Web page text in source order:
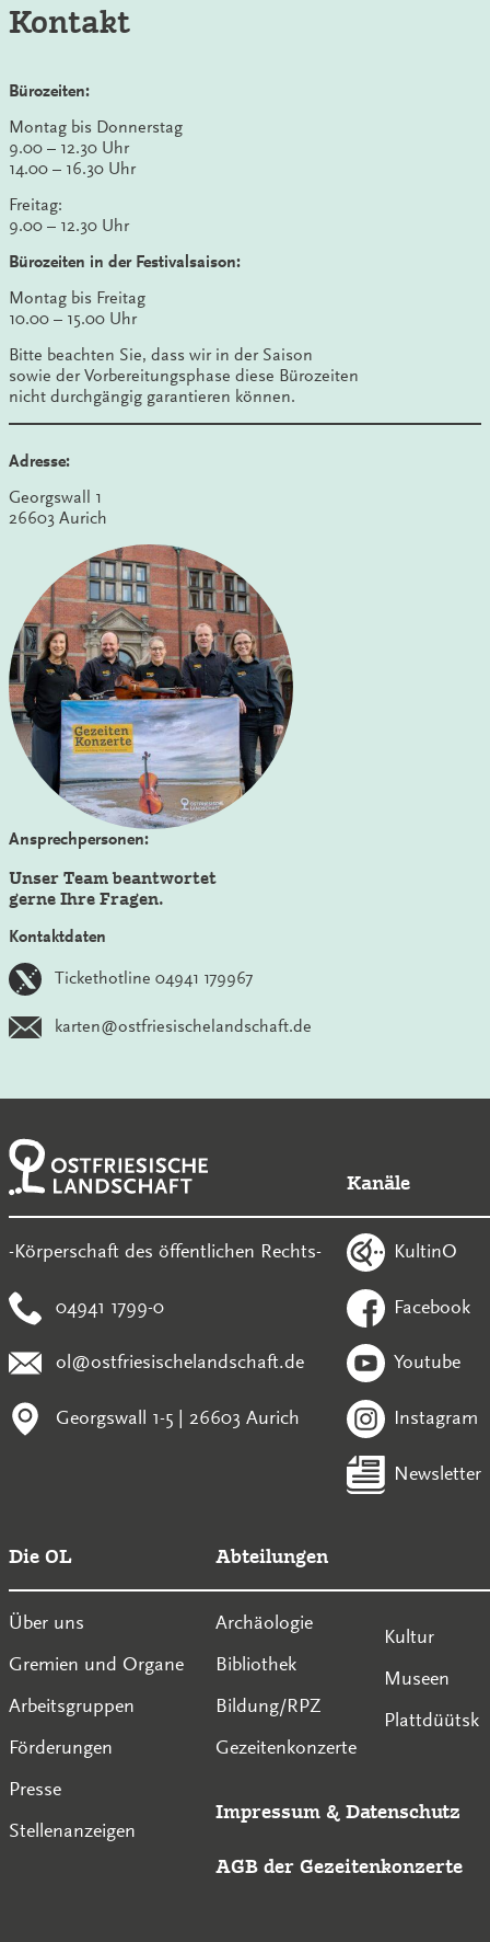
Kontakt
Bürozeiten:
Montag bis Donnerstag
9.00 – 12.30 Uhr
14.00 – 16.30 Uhr
Freitag:
9.00 – 12.30 Uhr
Bürozeiten in der Festivalsaison:
Montag bis Freitag
10.00 – 15.00 Uhr
Bitte beachten Sie, dass wir in der Saison
sowie der Vorbereitungsphase diese Bürozeiten
nicht durchgängig garantieren können.
Adresse:
Georgswall 1
26603 Aurich
Ansprechpersonen:
Unser Team beantwortet
gerne Ihre Fragen.
Kontaktdaten
Tickethotline 04941 179967
karten@ostfriesischelandschaft.de
-Körperschaft des öffentlichen Rechts-
04941 1799-0
ol@ostfriesischelandschaft.de
Georgswall 1-5 | 26603 Aurich
Kanäle
KultinO
Facebook
Youtube
Instagram
Newsletter
Die OL
Über uns
Gremien und Organe
Arbeitsgruppen
Förderungen
Presse
Stellenanzeigen
Abteilungen
Archäologie
Bibliothek
Bildung/RPZ
Gezeitenkonzerte
Kultur
Museen
Plattdüütsk
Impressum & Datenschutz
AGB der Gezeitenkonzerte